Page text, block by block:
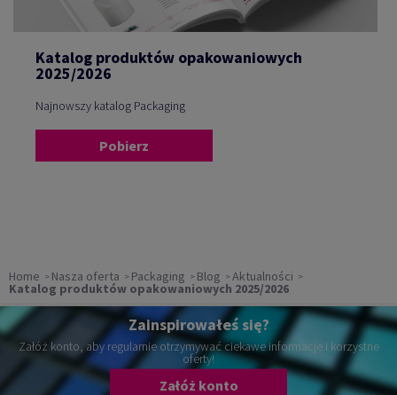
Katalog produktów opakowaniowych
2025/2026
Najnowszy katalog Packaging
Pobierz
Home Nasza oferta Packaging Blog Aktualności
Katalog produktów opakowaniowych 2025/2026
Zainspirowałeś się?
Załóż konto, aby regularnie otrzymywać ciekawe informacje i korzystne
oferty!
Załóż konto